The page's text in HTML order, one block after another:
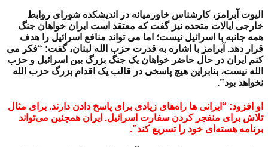
الیوت آبرامز، کارشناس خاورمیانه در اندیشکده شورای روابط
خارجی ایالات متحده نیز گفت که معتقد است ایران خواهان جنگ
همه جانبه با اسرائیل نیست؛ اما می تواند منافع اسرائیل را هدف
قرار دهد. آبرامز با اشاره به قدرت حزب الله لبنان، گفت: “فکر می
کنم ایران در حال حاضر خواهان یک جنگ بزرگ بین اسرائیل و حزب
الله نیست، بنابراین هیچ پاسخی در قالب یک اقدام بزرگ حزب الله
نخواهد بود”.
او افزود: “ایرانی ها راه‌های زیادی برای پاسخ دادن دارند. برای مثال
تلاش برای منفجر کردن سفارت اسرائیل. ایران همچنین می‌تواند
برنامه هسته‌ای خود را تسریع کند”.